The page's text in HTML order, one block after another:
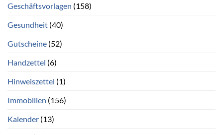
Geschäftsvorlagen (158)
Gesundheit (40)
Gutscheine (52)
Handzettel (6)
Hinweiszettel (1)
Immobilien (156)
Kalender (13)